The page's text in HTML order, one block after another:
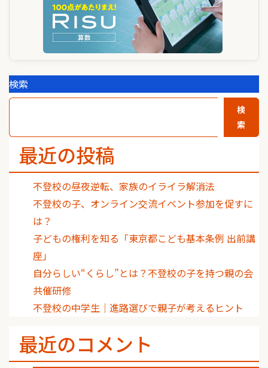
検索
検
索
最近の投稿
不登校の昼夜逆転、家族のイライラ解消法
不登校の子、オンライン交流イベント参加を促すに
は？
子どもの権利を知る「東京都こども基本条例 出前講
座」
自分らしい“くらし”とは？不登校の子を持つ親の会
共催研修
不登校の中学生｜進路選びで親子が考えるヒント
最近のコメント